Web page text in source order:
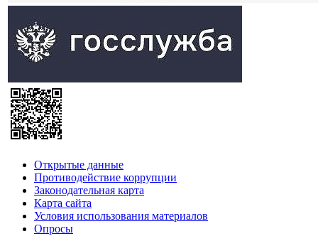
Открытые данные
Противодействие коррупции
Законодательная карта
Карта сайта
Условия использования материалов
Опросы